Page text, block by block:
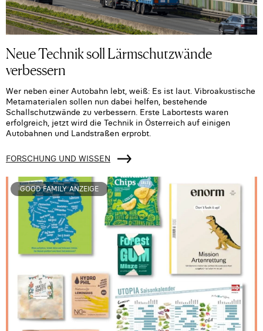
Neue Technik soll Lärmschutzwände
verbessern
Wer neben einer Autobahn lebt, weiß: Es ist laut. Vibroakustische
Metamaterialen sollen nun dabei helfen, bestehende
Schallschutzwände zu verbessern. Erste Labortests waren
erfolgreich, jetzt wird die Technik in Österreich auf einigen
Autobahnen und Landstraßen erprobt.
FORSCHUNG UND WISSEN
GOOD FAMILY ANZEIGE